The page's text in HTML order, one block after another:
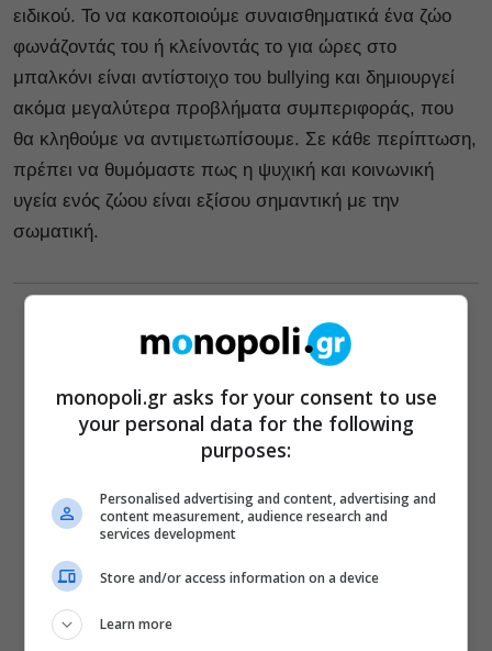
ειδικού. Το να κακοποιούμε συναισθηματικά ένα ζώο
φωνάζοντάς του ή κλείνοντάς το για ώρες στο
μπαλκόνι είναι αντίστοιχο του bullying και δημιουργεί
ακόμα μεγαλύτερα προβλήματα συμπεριφοράς, που
θα κληθούμε να αντιμετωπίσουμε. Σε κάθε περίπτωση,
πρέπει να θυμόμαστε πως η ψυχική και κοινωνική
υγεία ενός ζώου είναι εξίσου σημαντική με την
σωματική.
monopoli.gr asks for your consent to use
your personal data for the following
purposes:
Personalised advertising and content, advertising and
content measurement, audience research and
services development
Store and/or access information on a device
Learn more